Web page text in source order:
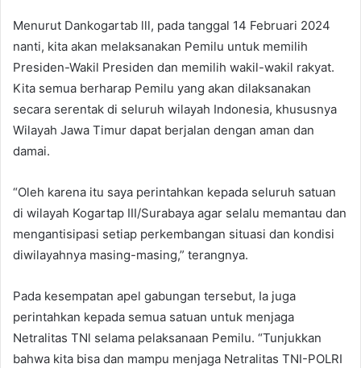
Menurut Dankogartab lll, pada tanggal 14 Februari 2024
nanti, kita akan melaksanakan Pemilu untuk memilih
Presiden-Wakil Presiden dan memilih wakil-wakil rakyat.
Kita semua berharap Pemilu yang akan dilaksanakan
secara serentak di seluruh wilayah Indonesia, khususnya
Wilayah Jawa Timur dapat berjalan dengan aman dan
damai.
“Oleh karena itu saya perintahkan kepada seluruh satuan
di wilayah Kogartap III/Surabaya agar selalu memantau dan
mengantisipasi setiap perkembangan situasi dan kondisi
diwilayahnya masing-masing,” terangnya.
Pada kesempatan apel gabungan tersebut, Ia juga
perintahkan kepada semua satuan untuk menjaga
Netralitas TNl selama pelaksanaan Pemilu. “Tunjukkan
bahwa kita bisa dan mampu menjaga Netralitas TNI-POLRI